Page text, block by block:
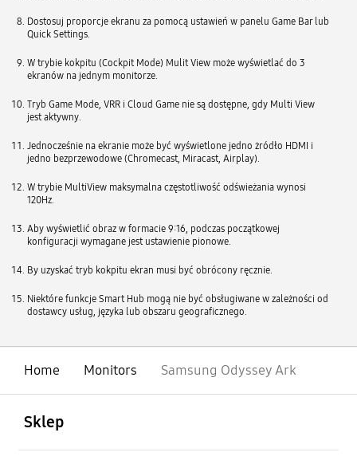
Dostosuj proporcje ekranu za pomocą ustawień w panelu Game Bar lub
Quick Settings.
W trybie kokpitu (Cockpit Mode) Mulit View może wyświetlać do 3
ekranów na jednym monitorze.
Tryb Game Mode, VRR i Cloud Game nie są dostępne, gdy Multi View
jest aktywny.
Jednocześnie na ekranie może być wyświetlone jedno żródło HDMI i
jedno bezprzewodowe (Chromecast, Miracast, Airplay).
W trybie MultiView maksymalna częstotliwość odświeżania wynosi
120Hz.
Aby wyświetlić obraz w formacie 9:16, podczas początkowej
konfiguracji wymagane jest ustawienie pionowe.
By uzyskać tryb kokpitu ekran musi być obrócony ręcznie.
Niektóre funkcje Smart Hub mogą nie być obsługiwane w zależności od
dostawcy usług, języka lub obszaru geograficznego.
Home Monitors Samsung Odyssey Ark
Sklep